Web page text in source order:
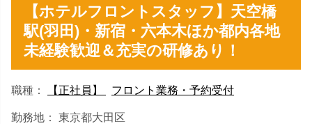
【ホテルフロントスタッフ】天空橋
駅(羽田)・新宿・六本木ほか都内各地
未経験歓迎＆充実の研修あり！
職種： 【正社員】 フロント業務・予約受付
勤務地： 東京都大田区